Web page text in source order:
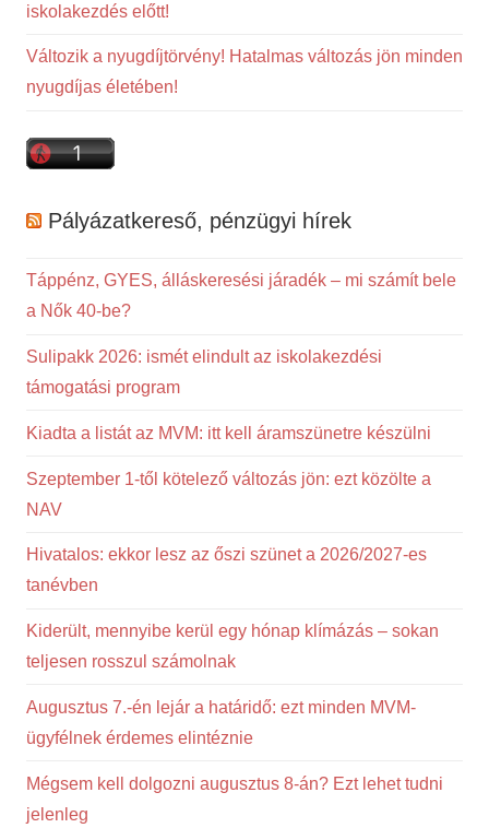
iskolakezdés előtt!
Változik a nyugdíjtörvény! Hatalmas változás jön minden
nyugdíjas életében!
Pályázatkereső, pénzügyi hírek
Táppénz, GYES, álláskeresési járadék – mi számít bele
a Nők 40-be?
Sulipakk 2026: ismét elindult az iskolakezdési
támogatási program
Kiadta a listát az MVM: itt kell áramszünetre készülni
Szeptember 1-től kötelező változás jön: ezt közölte a
NAV
Hivatalos: ekkor lesz az őszi szünet a 2026/2027-es
tanévben
Kiderült, mennyibe kerül egy hónap klímázás – sokan
teljesen rosszul számolnak
Augusztus 7.-én lejár a határidő: ezt minden MVM-
ügyfélnek érdemes elintéznie
Mégsem kell dolgozni augusztus 8-án? Ezt lehet tudni
jelenleg